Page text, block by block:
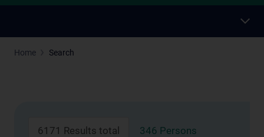
Home Search
6171 Results total 346 Persons